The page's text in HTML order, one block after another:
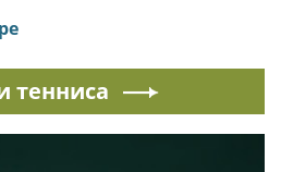
тенниса